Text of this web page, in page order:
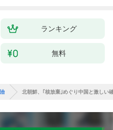
ランキング
無料
北朝鮮、｢核放棄｣めぐり中国と激しい